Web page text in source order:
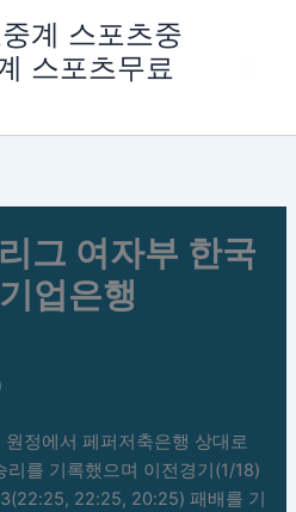
계 스포츠중
스포츠무료
그 여자부 한국
업은행
정에서 페퍼저축은행 상대로
를 기록했으며 이전경기(1/18)
22:25, 20:25) 패배를 기